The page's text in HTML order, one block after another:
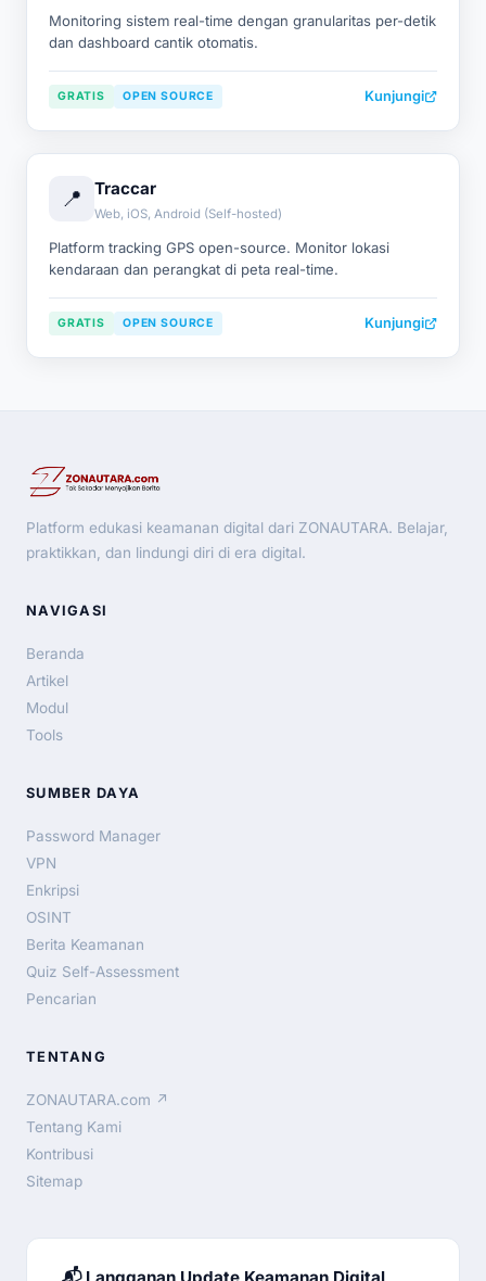
Monitoring sistem real-time dengan granularitas per-detik
dan dashboard cantik otomatis.
GRATIS OPEN SOURCE Kunjungi
📍 Traccar
Web, iOS, Android (Self-hosted)
Platform tracking GPS open-source. Monitor lokasi
kendaraan dan perangkat di peta real-time.
GRATIS OPEN SOURCE Kunjungi
Platform edukasi keamanan digital dari ZONAUTARA. Belajar,
praktikkan, dan lindungi diri di era digital.
NAVIGASI
Beranda
Artikel
Modul
Tools
SUMBER DAYA
Password Manager
VPN
Enkripsi
OSINT
Berita Keamanan
Quiz Self-Assessment
Pencarian
TENTANG
ZONAUTARA.com ↗
Tentang Kami
Kontribusi
Sitemap